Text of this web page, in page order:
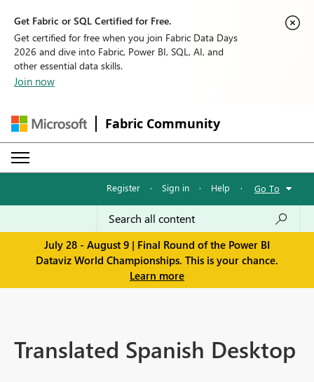
Get Fabric or SQL Certified for Free.
Get certified for free when you join Fabric Data Days
2026 and dive into Fabric, Power BI, SQL, AI, and
other essential data skills.
Join now
Fabric Community
Register · Sign in · Help · Go To
July 28 - August 9 | Final Round of the Power BI
Dataviz World Championships. This is your chance.
Learn more
Translated Spanish Desktop